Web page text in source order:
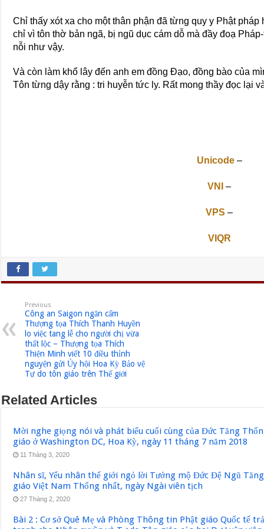
Chỉ thấy xót xa cho một thân phận đã từng quy y Phật
chỉ vì tôn thờ bản ngã, bị ngũ dục cám dỗ mà đầy đoạ
nỗi như vậy.
Và còn làm khổ lây đến anh em đồng Ðạo, đồng bào của
Tôn từng dậy rằng : tri huyễn tức ly. Rất mong thầy đọc lại
Unicode–
VNI –
VPS –
VIQR
Previous
Công an Saigon ngăn cấm
Thượng tọa Thích Thanh Huyền
lo việc tang lễ cho người chị vừa
thất lộc – Thượng tọa Thích
Thiện Minh viết 10 điều thỉnh
nguyện gửi Ủy hội Hoa Kỳ Bảo vệ
Tự do tôn giáo trên Thế giới
Related Articles
Mời nghe giọng nói và phát biểu cuối cùng của Đức Tăng
giáo ở Washington DC, Hoa Kỳ, ngày 11 tháng 7 năm 2018
11 Tháng 3, 2020
Nhân sĩ, Yếu nhân thế giới ngỏ lời Tưởng mộ Đức Đệ Ngũ
giáo Việt Nam Thống nhất, ngày Ngài viên tịch
27 Tháng 2, 2020
Bài 2 : Cơ sở Quê Mẹ và Phòng Thông tin Phật giáo Quốc tế